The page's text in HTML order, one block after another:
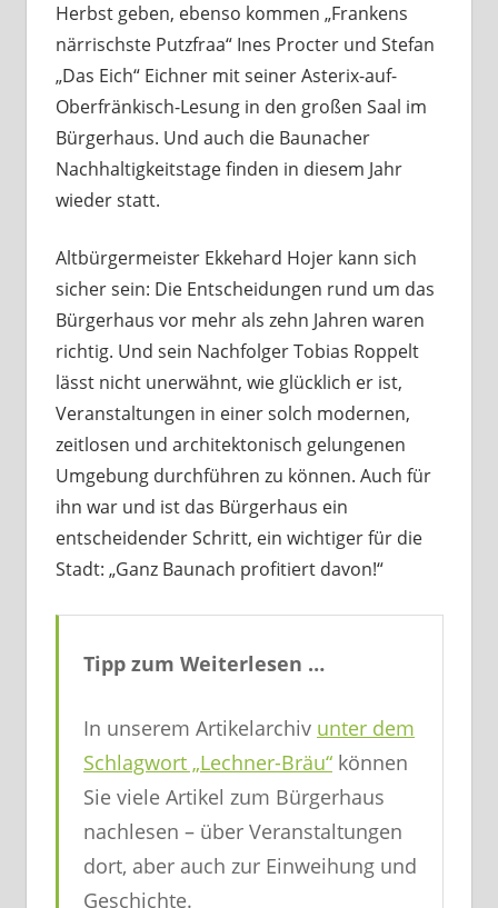
Herbst geben, ebenso kommen „Frankens
närrischste Putzfraa“ Ines Procter und Stefan
„Das Eich“ Eichner mit seiner Asterix-auf-
Oberfränkisch-Lesung in den großen Saal im
Bürgerhaus. Und auch die Baunacher
Nachhaltigkeitstage finden in diesem Jahr
wieder statt.
Altbürgermeister Ekkehard Hojer kann sich
sicher sein: Die Entscheidungen rund um das
Bürgerhaus vor mehr als zehn Jahren waren
richtig. Und sein Nachfolger Tobias Roppelt
lässt nicht unerwähnt, wie glücklich er ist,
Veranstaltungen in einer solch modernen,
zeitlosen und architektonisch gelungenen
Umgebung durchführen zu können. Auch für
ihn war und ist das Bürgerhaus ein
entscheidender Schritt, ein wichtiger für die
Stadt: „Ganz Baunach profitiert davon!“
Tipp zum Weiterlesen …
In unserem Artikelarchiv unter dem
Schlagwort „Lechner-Bräu“ können
Sie viele Artikel zum Bürgerhaus
nachlesen – über Veranstaltungen
dort, aber auch zur Einweihung und
Geschichte.